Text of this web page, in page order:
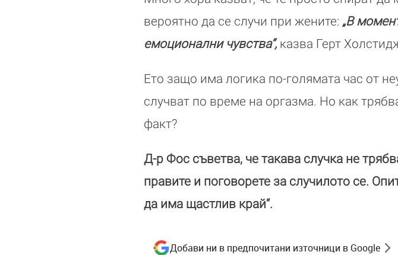
вероятно да се случи при жените: „В
емоционални чувства“,казва Герт
Ето защо има логика по-голямата час от
случват по време на оргазма. Но как
факт?
Д-р Фос съветва, че такава случка не
правите и поговорете за случилото се.
да има щастлив край“.
Добави ни в предпочитани източници в Google